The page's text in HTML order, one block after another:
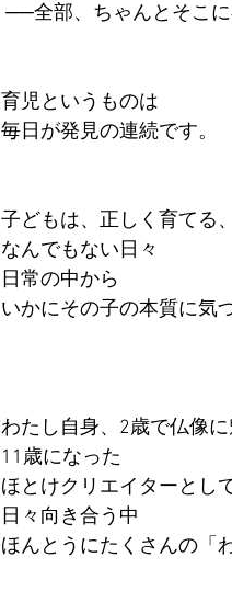
──全部、ちゃんとそこに
育児というものは
毎日が発見の連続です。
子どもは、正しく育てる
なんでもない日々
日常の中から
いかにその子の本質に気
わたし自身、2歳で仏像
11歳になった
ほとけクリエイターとし
日々向き合う中
ほんとうにたくさんの「